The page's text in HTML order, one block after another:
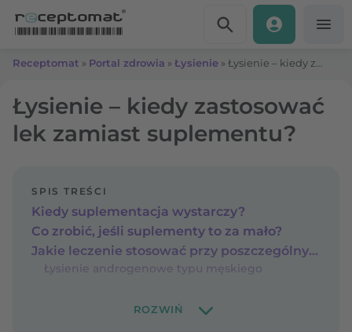
Receptomat » Portal zdrowia » Łysienie »
Łysienie – kiedy zastosować
lek zamiast suplementu?
SPIS TREŚCI
Kiedy suplementacja wystarczy?
Co zrobić, jeśli suplementy to za mało?
Jakie leczenie stosować przy poszczególnych rodzajach łysienia?
Łysienie androgenowe typu męskiego